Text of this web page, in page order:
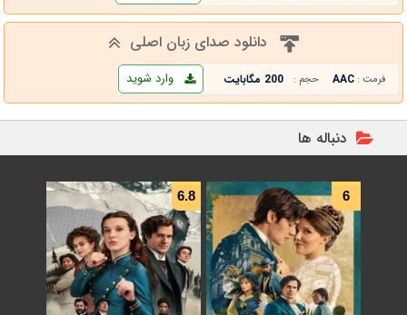
دانلود صدای زبان اصلی
فرمت : AAC حجم : 200 مگابایت وارد شوید
دنباله ها
6
6.8